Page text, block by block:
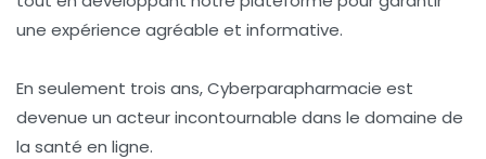
une expérience agréable et informative.
En seulement trois ans, Cyberparapharmacie est
devenue un acteur incontournable dans le domaine de
la santé en ligne.